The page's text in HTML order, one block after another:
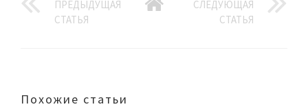
ПРЕДЫДУЩАЯ
СТАТЬЯ
СЛЕДУЮЩАЯ
СТАТЬЯ
Похожие статьи